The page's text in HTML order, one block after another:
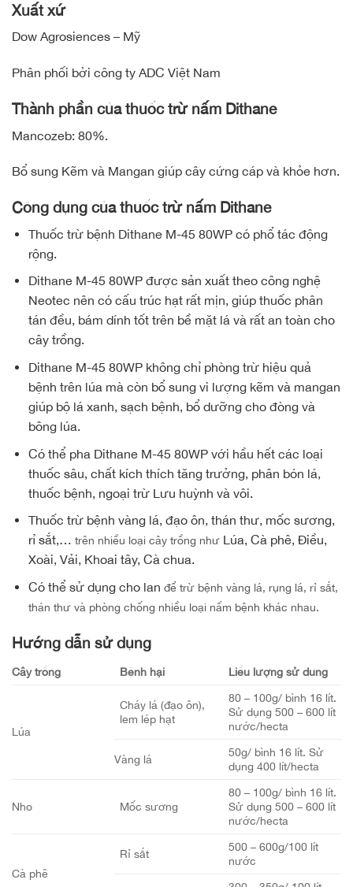
Xuất xứ
Dow Agrosiences – Mỹ
Phân phối bởi công ty ADC Việt Nam
Thành phần của thuốc trừ nấm Dithane
Mancozeb: 80%.
Bổ sung Kẽm và Mangan giúp cây cứng cáp và khỏe hơn.
Công dụng của thuốc trừ nấm Dithane
Thuốc trừ bệnh Dithane M-45 80WP có phổ tác động
rộng.
Dithane M-45 80WP được sản xuất theo công nghệ
Neotec nên có cấu trúc hạt rất mịn, giúp thuốc phân
tán đều, bám dính tốt trên bề mặt lá và rất an toàn cho
cây trồng.
Dithane M-45 80WP không chỉ phòng trừ hiệu quả
bệnh trên lúa mà còn bổ sung vi lượng kẽm và mangan
giúp bộ lá xanh, sạch bệnh, bổ dưỡng cho đòng và
bông lúa.
Có thể pha Dithane M-45 80WP với hầu hết các loại
thuốc sâu, chất kích thích tăng trưởng, phân bón lá,
thuốc bệnh, ngoại trừ Lưu huỳnh và vôi.
Thuốc trừ bệnh vàng lá, đạo ôn, thán thư, mốc sương,
rỉ sắt,… trên nhiều loại cây trồng như Lúa, Cà phê, Điều,
Xoài, Vải, Khoai tây, Cà chua.
Có thể sử dụng cho lan để trừ bệnh vàng lá, rụng lá, rỉ sắt,
thán thư và phòng chống nhiều loại nấm bệnh khác nhau.
Hướng dẫn sử dụng
Cây trồng Bệnh hại Liều lượng sử dụng
Lúa
Cháy lá (đạo ôn),
lem lép hạt
80 – 100g/ bình 16 lít.
Sử dụng 500 – 600 lít
nước/hecta
Vàng lá
50g/ bình 16 lít. Sử
dụng 400 lít/hecta
Nho Mốc sương
80 – 100g/ bình 16 lít.
Sử dụng 500 – 600 lít
nước/hecta
Cà phê
Rỉ sắt
500 – 600g/100 lít
nước